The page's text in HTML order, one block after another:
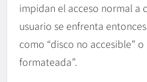
impidan el acceso normal a
usuario se enfrenta
como “disco no accesible”
formateada”.